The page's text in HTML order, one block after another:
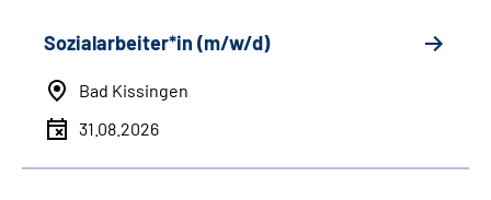
Sozialarbeiter*in (m/w/d)
Bad Kissingen
31.08.2026